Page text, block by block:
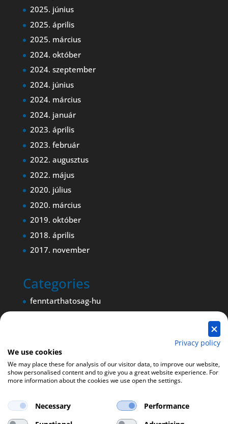
2025. június
2025. április
2025. március
2024. október
2024. szeptember
2024. június
2024. március
2024. január
2023. április
2023. február
2022. augusztus
2022. május
2020. július
2020. március
2019. október
2018. április
2017. november
Categories
fenntarthatosag-hu
Privacy policy
We use cookies
We may place these for analysis of our visitor data, to improve our website,
show personalised content and to give you a great website experience. For
more information about the cookies we use open the settings.
Necessary
Performance